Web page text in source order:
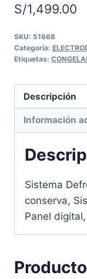
S/1,499.00
SKU: 51668
Categoría:
Etiquetas:
Descripción
Información
Sistema
conserva,
Panel